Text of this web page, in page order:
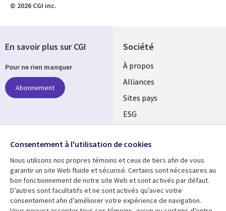
© 2026 CGI inc.
Société
À propos
Alliances
Sites pays
ESG
Fusions
Salle de presse
Ressources Support
En savoir plus sur CGI
Pour ne rien manquer
Abonnement
Suivez-nous
Social
Media
Global
FR
Consentement à l'utilisation de cookies
Nous utilisons nos propres témoins et ceux de tiers afin de vous
garantir un site Web fluide et sécurisé. Certains sont nécessaires au
bon fonctionnement de notre site Web et sont activés par défaut.
D’autres sont facultatifs et ne sont activés qu’avec votre
consentement afin d’améliorer votre expérience de navigation.